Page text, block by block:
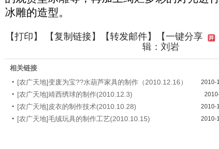
冰雕的造型。
【打印】 【复制链接】【转发邮件】
【一键分享
辑：刘岩
相关链接
[农广天地]变废为宝??水葫芦家具的制作（2010.12.16）
2010-
[农广天地]靖西绣球的制作(2010.12.3)
[农广天地]皮衣的制作技术(2010.10.28) 2010-
[农广天地]毛绒玩具的制作工艺(2010.10.15) 2010-